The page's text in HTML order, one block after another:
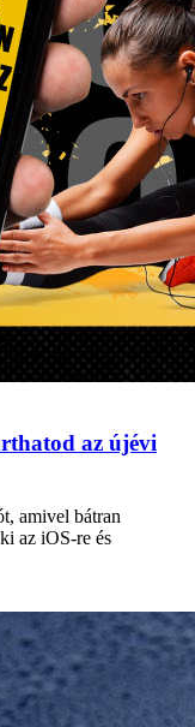
az újévi
amivel bátran
az iOS-re és